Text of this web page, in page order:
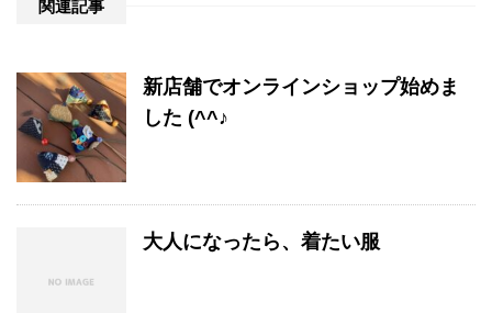
関連記事
新店舗でオンラインショップ始めま
した (^^♪
大人になったら、着たい服